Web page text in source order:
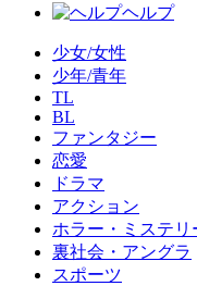
ヘルプ
少女/女性
少年/青年
TL
BL
ファンタジー
恋愛
ドラマ
アクション
ホラー・ミステリ
裏社会・アングラ
スポーツ